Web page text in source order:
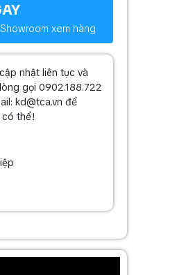
xem hàng
nhật liên tục và
gọi 0902.188.722
kd@tca.vn để
có thể!